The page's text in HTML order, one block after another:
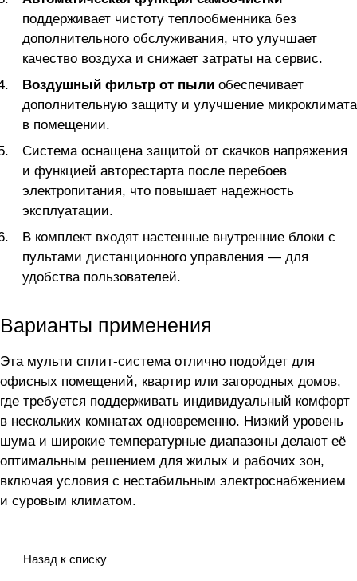
поддерживает чистоту теплообменника без
дополнительного обслуживания, что улучшает
качество воздуха и снижает затраты на сервис.
Воздушный фильтр от пыли обеспечивает
дополнительную защиту и улучшение микроклимата
в помещении.
Система оснащена защитой от скачков напряжения
и функцией авторестарта после перебоев
электропитания, что повышает надежность
эксплуатации.
В комплект входят настенные внутренние блоки с
пультами дистанционного управления — для
удобства пользователей.
Варианты применения
Эта мульти сплит-система отлично подойдет для
офисных помещений, квартир или загородных домов,
где требуется поддерживать индивидуальный комфорт
в нескольких комнатах одновременно. Низкий уровень
шума и широкие температурные диапазоны делают её
оптимальным решением для жилых и рабочих зон,
включая условия с нестабильным электроснабжением
и суровым климатом.
Назад к списку